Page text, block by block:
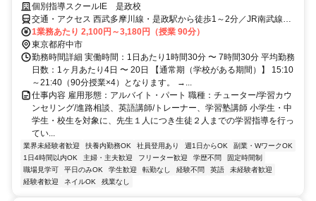
個別指導スクールIE 是政校
交通・アクセス 西武多摩川線・是政駅から徒歩1～2分／JR南武線・
南多摩駅から徒歩9～10分
1業務あたり 2,100円～3,180円（授業 90分）
東京都府中市
勤務時間詳細 実働時間：1日あたり1時間30分 〜 7時間30分 平均勤務
日数：1ヶ月あたり4日 〜 20日 【通常期（学校がある期間）】 15:10
～21:40（90分授業×4）となります。 →...
仕事内容 雇用形態：アルバイト・パート 職種：チューター/学習カウ
ンセリング/進路相談、英語講師/トレーナー、学習塾講師 小学生・中
学生・校生を対象に、先生１人につき生徒２人までの学習指導を行っ
てい...
業界未経験者歓迎 扶養内勤務OK 社員登用あり 週1日からOK
副業・WワークOK
1日4時間以内OK
主婦・主夫歓迎 フリーター歓迎 学歴不問
固定時間制
職場見学可
平日のみOK 学生歓迎 転勤なし 経験不問 英語
未経験者歓迎
経験者歓迎
ネイルOK 残業なし